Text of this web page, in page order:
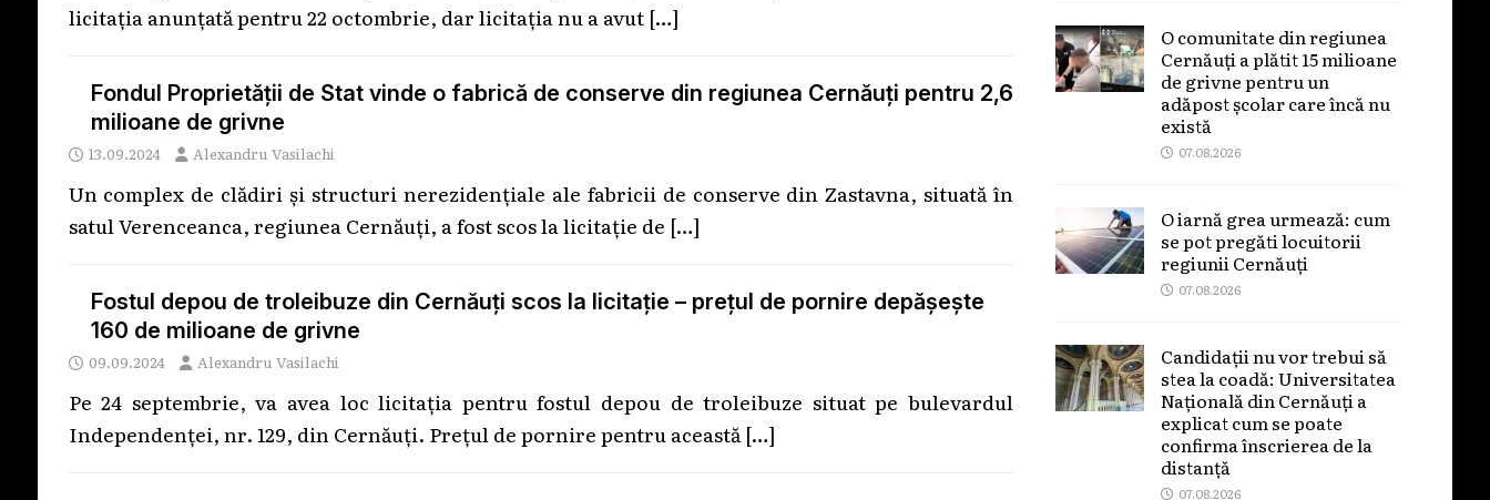
licitația anunțată pentru 22 octombrie, dar licitația nu a avut […]
Fondul Proprietății de Stat vinde o fabrică de conserve din regiunea Cernăuți pentru 2,6
milioane de grivne
13.09.2024 Alexandru Vasilachi
Un complex de clădiri și structuri nerezidențiale ale fabricii de conserve din Zastavna, situată în
satul Verenceanca, regiunea Cernăuți, a fost scos la licitație de […]
Fostul depou de troleibuze din Cernăuți scos la licitație – prețul de pornire depășește
160 de milioane de grivne
09.09.2024 Alexandru Vasilachi
Pe 24 septembrie, va avea loc licitația pentru fostul depou de troleibuze situat pe bulevardul
Independenței, nr. 129, din Cernăuți. Prețul de pornire pentru această […]
O comunitate din regiunea
Cernăuți a plătit 15 milioane
de grivne pentru un
adăpost școlar care încă nu
există
07.08.2026
O iarnă grea urmează: cum
se pot pregăti locuitorii
regiunii Cernăuți
07.08.2026
Candidații nu vor trebui să
stea la coadă: Universitatea
Națională din Cernăuți a
explicat cum se poate
confirma înscrierea de la
distanță
07.08.2026